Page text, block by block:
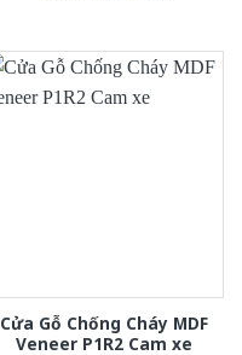
Cửa Gỗ Chống Cháy MDF
Veneer P1R2 Cam xe